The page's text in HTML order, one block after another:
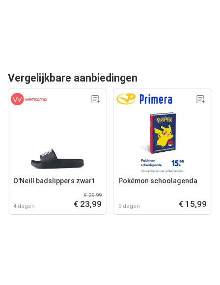
Vergelijkbare aanbiedingen
O'Neill badslippers zwart
4 dagen
€ 29,99
€ 23,99
Pokémon schoolagenda
9 dagen € 15,99